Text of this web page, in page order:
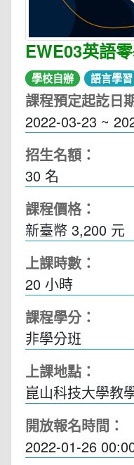
EWE03英語
學校自辦 語言學習
課程預定起訖日
2022-03-23 ~
招生名額：
30 名
課程價格：
新臺幣 3,200 元
上課時數：
20 小時
課程學分：
非學分班
上課地點：
崑山科技大學教
開放報名時間：
2022-01-26